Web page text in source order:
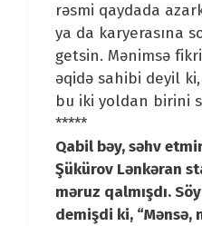
rəsmi qaydada
ya da karyerasına
getsin. Mənimsə
əqidə sahibi deyil
bu iki yoldan birini
*****
Qabil bəy, səhv
Şükürov Lənkəran
məruz qalmışdı.
demişdi ki, “Mənsə,